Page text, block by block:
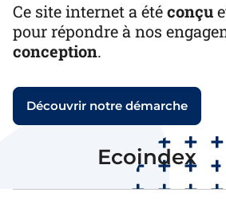
Ce site internet a étéconçu
pour répondre à nos
conception.
Découvrir notre démarche
Note
Ecoindex